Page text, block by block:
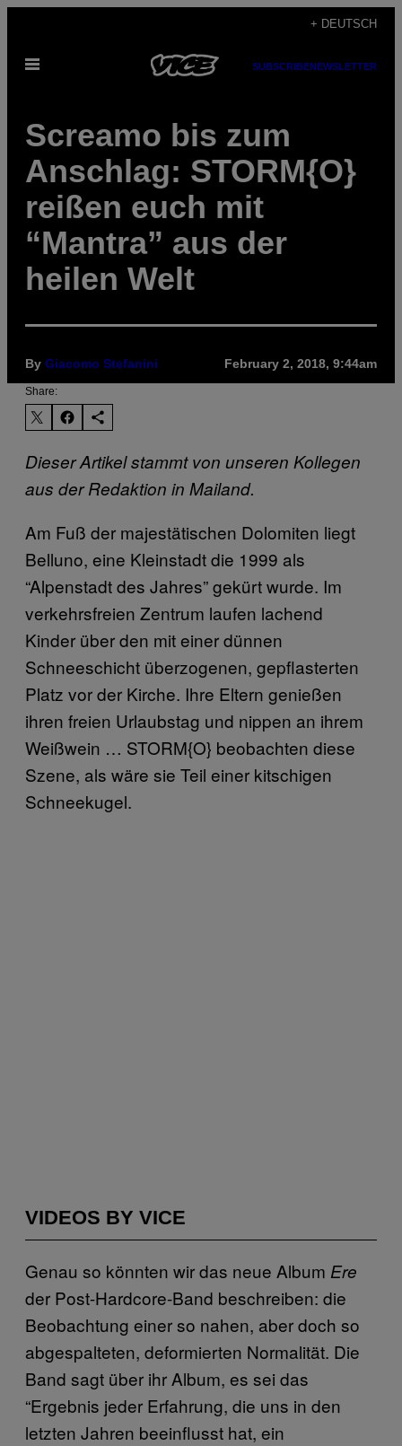
content
+ DEUTSCH
Open
SUBSCRIBENEWSLETTER
Screamo bis zum
Anschlag: STORM{O}
reißen euch mit
“Mantra” aus der
heilen Welt
By Giacomo Stefanini February 2, 2018, 9:44am
Share:
Dieser Artikel stammt von unseren Kollegen
aus der Redaktion in Mailand.
Am Fuß der majestätischen Dolomiten liegt
Belluno, eine Kleinstadt die 1999 als
“Alpenstadt des Jahres” gekürt wurde. Im
verkehrsfreien Zentrum laufen lachend
Kinder über den mit einer dünnen
Schneeschicht überzogenen, gepflasterten
Platz vor der Kirche. Ihre Eltern genießen
ihren freien Urlaubstag und nippen an ihrem
Weißwein … STORM{O} beobachten diese
Szene, als wäre sie Teil einer kitschigen
Schneekugel.
VIDEOS BY VICE
Genau so könnten wir das neue Album Ere
der Post-Hardcore-Band beschreiben: die
Beobachtung einer so nahen, aber doch so
abgespalteten, deformierten Normalität. Die
Band sagt über ihr Album, es sei das
“Ergebnis jeder Erfahrung, die uns in den
letzten Jahren beeinflusst hat, ein